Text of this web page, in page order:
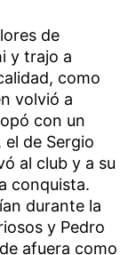
de
y trajo a
como
volvió a
con un
de Sergio
al club y a su
conquista.
durante la
y Pedro
afuera como